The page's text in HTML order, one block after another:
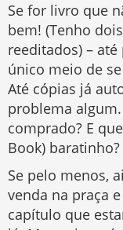
Se for livro que
bem! (Tenho
reeditados) –
único meio de
Até cópias já
problema
comprado? E
Book) baratinho?
Se pelo menos,
venda na praça
capítulo que